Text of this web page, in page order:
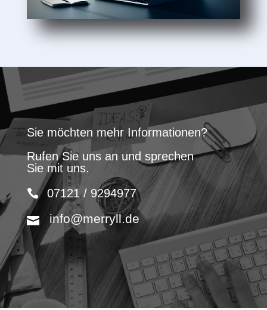
Sie möchten mehr Informationen?
Rufen Sie uns an und sprechen
Sie mit uns.
07121 / 9294977
info@merryll.de